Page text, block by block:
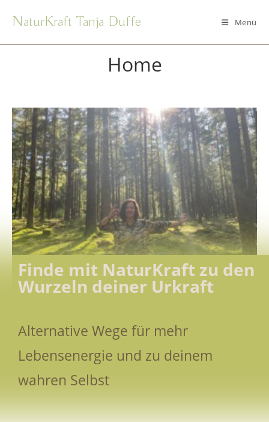
NaturKraft Tanja Duffe Menü
Home
Finde mit NaturKraft zu den
Wurzeln deiner Urkraft
Alternative Wege für mehr
Lebensenergie und zu deinem
wahren Selbst